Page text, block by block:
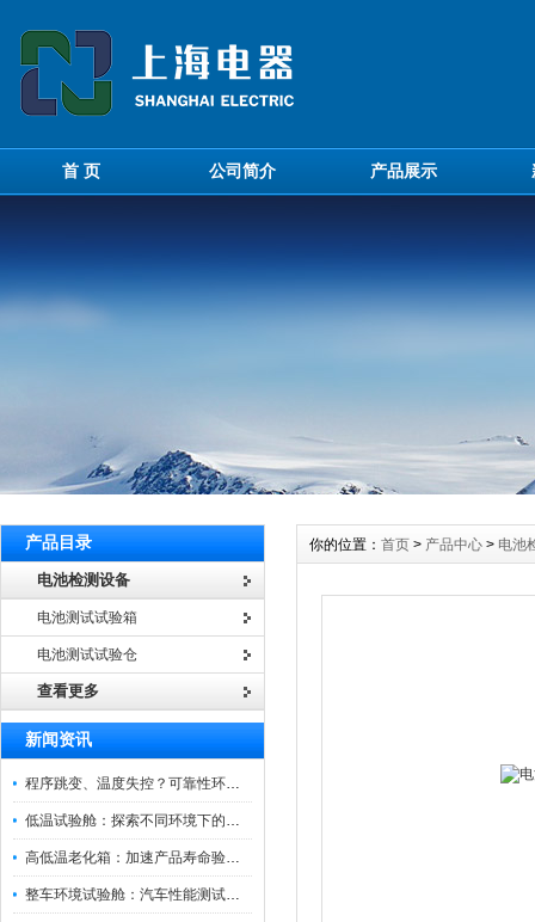
首 页 公司简介 产品展示
产品目录
电池检测设备
电池测试试验箱
电池测试试验仓
查看更多
新闻资讯
程序跳变、温度失控？可靠性环境试验箱控制系统故障处理
低温试验舱：探索不同环境下的科技边界
高低温老化箱：加速产品寿命验证的可靠伙伴
整车环境试验舱：汽车性能测试的设备
你的位置： 首页 > 产品中心 > 电池